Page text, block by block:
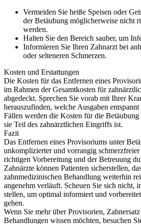
Vermeiden Sie heiße Speisen oder
der Betäubung möglicherweise nicht
werden.
Halten Sie den Bereich sauber, um
Informieren Sie Ihren Zahnarzt bei
oder selteneren Schmerzen.
Kosten und Erstattungen
Die Kosten für das Entfernen eines
im Rahmen der Gesamtkosten für
abgedeckt. Sprechen Sie vorab mit Ihrer
herauszufinden, welche Ausgaben
Fällen werden die Kosten für die Betäubung
sie Teil des zahnärztlichen Eingriffs ist.
Fazit
Das Entfernen eines Provisoriums unter
unkomplizierter und vorrangig
richtigen Vorbereitung und der Betreuung
Zahnärzte können Patienten sicherstellen,
zahnmedizinischen Behandlung weiterhin
angenehm verläuft. Scheuen Sie sich nicht,
stellen, um optimal informiert und
gehen.
Wenn Sie mehr über Provisorien,
Behandlungen wissen möchten, besuchen